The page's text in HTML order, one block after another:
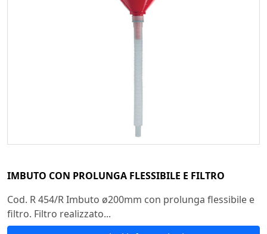
IMBUTO CON PROLUNGA FLESSIBILE E FILTRO
Cod. R 454/R Imbuto ø200mm con prolunga flessibile e
filtro. Filtro realizzato...